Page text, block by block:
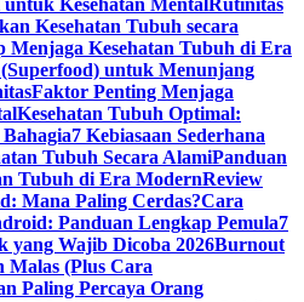
Kesehatan Tubuh secara
Menjaga Kesehatan Tubuh di Era
untuk Menunjang
Faktor Penting Menjaga
Kesehatan Tubuh Optimal:
7 Kebiasaan Sederhana
Tubuh Secara AlamiPanduan
Tubuh di Era ModernReview
Mana Paling Cerdas?Cara
Panduan Lengkap Pemula7
Wajib Dicoba 2026Burnout
Malas (Plus Cara
Paling Percaya Orang